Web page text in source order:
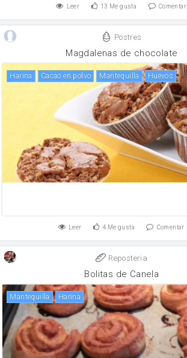
Leer 13 Me gusta Comentar
Postres
Magdalenas de chocolate
harina Cacao en polvo mantequilla huevos
Leer 4 Me gusta Comentar
Reposteria
Bolitas de Canela
mantequilla harina